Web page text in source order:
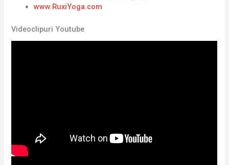
www.RuxiYoga.com
Videoclipuri Youtube